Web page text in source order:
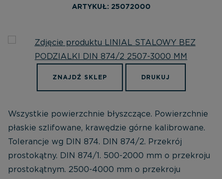
ARTYKUŁ: 25072000
ZNAJDŹ SKLEP DRUKUJ
Wszystkie powierzchnie błyszczące. Powierzchnie
płaskie szlifowane, krawędzie górne kalibrowane.
Tolerancje wg DIN 874. DIN 874/2. Przekrój
prostokątny. DIN 874/1. 500-2000 mm o przekroju
prostokątnym. 2500-4000 mm o przekroju